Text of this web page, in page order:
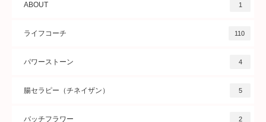
ABOUT 1
ライフコーチ 110
パワーストーン 4
腸セラピー（チネイザン） 5
バッチフラワー 2